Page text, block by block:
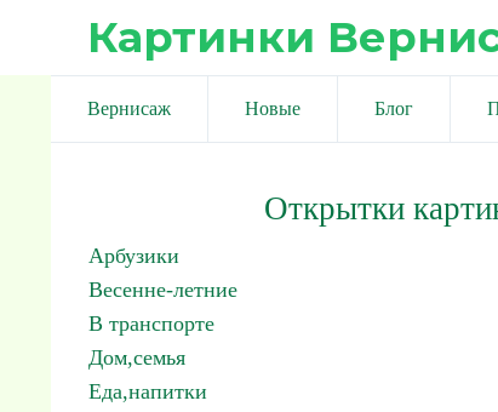
Картинки
Вернисаж Новые Блог
Открытки
Арбузики
Весенне-летние
В транспорте
Дом,семья
Еда,напитки